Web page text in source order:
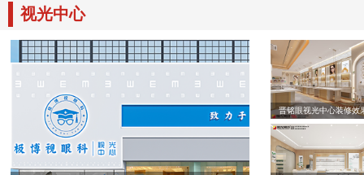
视光中心
晋铭眼视光中心装修效